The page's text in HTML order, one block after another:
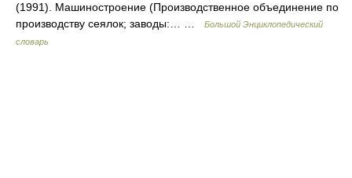
(1991). Машиностроение (Производственное объединение по
производству сеялок; заводы:… …
Большой Энциклопедический
словарь